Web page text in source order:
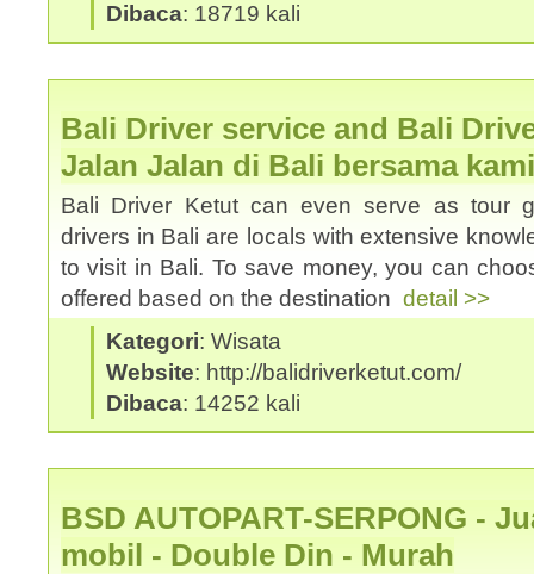
Dibaca: 18719 kali
Bali Driver service and Bali
Jalan Jalan di Bali bersama kami
Bali Driver Ketut can even serve as tour
drivers in Bali are locals with extensive
to visit in Bali. To save money, you can
offered based on the destination detail >>
Kategori: Wisata
Website: http://balidriverketut.com/
Dibaca: 14252 kali
BSD AUTOPART-SERPONG -
mobil - Double Din - Murah